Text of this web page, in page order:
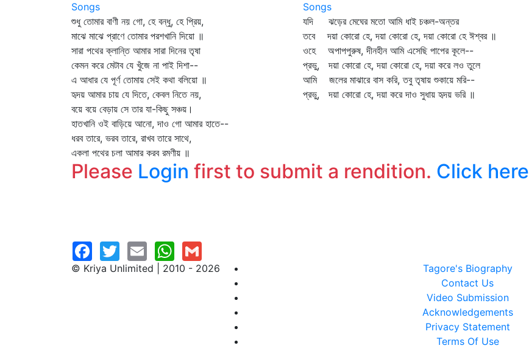
Songs
শুধু তোমার বাণী নয় গো, হে বন্ধু, হে প্রিয়,
মাঝে মাঝে প্রাণে তোমার পরশখানি দিয়ো ॥
সারা পথের ক্লান্তি আমার সারা দিনের তৃষা
কেমন করে মেটাব যে খুঁজে না পাই দিশা--
এ আধার যে পূর্ণ তোমায় সেই কথা বলিয়ো ॥
হৃদয় আমার চায় যে দিতে, কেবল নিতে নয়,
বয়ে বয়ে বেড়ায় সে তার যা-কিছু সঞ্চয়।
হাতখানি ওই বাড়িয়ে আনো, দাও গো আমার হাতে--
ধরব তারে, ভরব তারে, রাখব তারে সাথে,
একলা পথের চলা আমার করব রমণীয় ॥
Songs
যদি ঝড়ের মেঘের মতো আমি ধাই চঞ্চল-অন্তর
তবে দয়া কোরো হে, দয়া কোরো হে, দয়া কোরো হে ঈশ্বর ॥
ওহে অপাপপুরুষ, দীনহীন আমি এসেছি পাপের কূলে--
প্রভু, দয়া কোরো হে, দয়া কোরো হে, দয়া করে লও তুলে
আমি জলের মাঝারে বাস করি, তবু তৃষায় শুকায়ে মরি--
প্রভু, দয়া কোরো হে, দয়া করে দাও সুধায় হৃদয় ভরি ॥
Please Login first to submit a rendition. Click here
© Kriya Unlimited | 2010 - 2026
Tagore's Biography
Contact Us
Video Submission
Acknowledgements
Privacy Statement
Terms Of Use